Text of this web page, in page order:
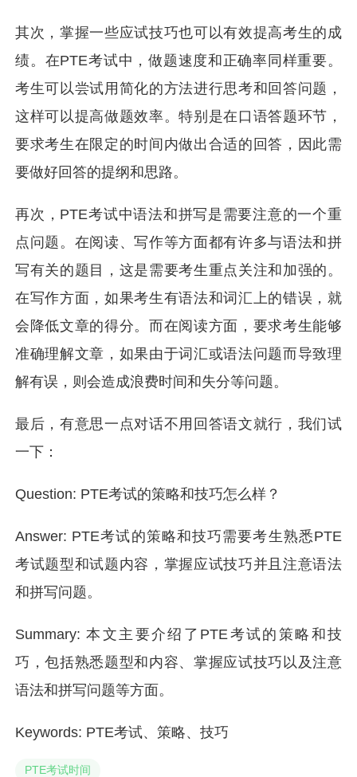
其次，掌握一些应试技巧也可以有效提高考生的成
绩。在PTE考试中，做题速度和正确率同样重要。
考生可以尝试用简化的方法进行思考和回答问题，
这样可以提高做题效率。特别是在口语答题环节，
要求考生在限定的时间内做出合适的回答，因此需
要做好回答的提纲和思路。
再次，PTE考试中语法和拼写是需要注意的一个重
点问题。在阅读、写作等方面都有许多与语法和拼
写有关的题目，这是需要考生重点关注和加强的。
在写作方面，如果考生有语法和词汇上的错误，就
会降低文章的得分。而在阅读方面，要求考生能够
准确理解文章，如果由于词汇或语法问题而导致理
解有误，则会造成浪费时间和失分等问题。
最后，有意思一点对话不用回答语文就行，我们试
一下：
Question: PTE考试的策略和技巧怎么样？
Answer: PTE考试的策略和技巧需要考生熟悉PTE
考试题型和试题内容，掌握应试技巧并且注意语法
和拼写问题。
Summary: 本文主要介绍了PTE考试的策略和技
巧，包括熟悉题型和内容、掌握应试技巧以及注意
语法和拼写问题等方面。
Keywords: PTE考试、策略、技巧
PTE考试时间